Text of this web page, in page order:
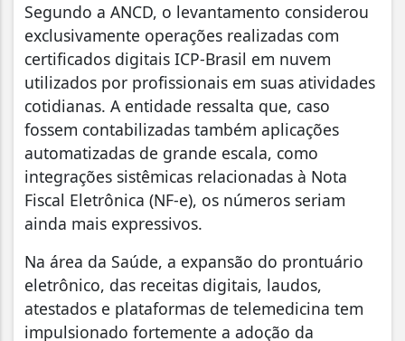
Segundo a ANCD, o levantamento considerou
exclusivamente operações realizadas com
certificados digitais ICP-Brasil em nuvem
utilizados por profissionais em suas atividades
cotidianas. A entidade ressalta que, caso
fossem contabilizadas também aplicações
automatizadas de grande escala, como
integrações sistêmicas relacionadas à Nota
Fiscal Eletrônica (NF-e), os números seriam
ainda mais expressivos.
Na área da Saúde, a expansão do prontuário
eletrônico, das receitas digitais, laudos,
atestados e plataformas de telemedicina tem
impulsionado fortemente a adoção da